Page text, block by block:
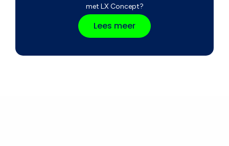
met LX Concept?
Lees meer